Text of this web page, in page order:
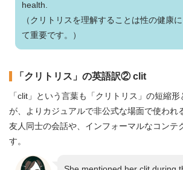
health.
（クリトリスを理解することは性の健康
て重要です。）
「クリトリス」の英語訳② clit
「clit」という言葉も「クリトリス」の短縮
が、よりカジュアルで非公式な場面で使われ
友人同士の会話や、インフォーマルなコンテ
す。